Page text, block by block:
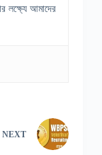
লক্ষ্যে আমাদের
NEXT